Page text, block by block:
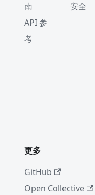
南
API 参
考
安全
更多
GitHub
Open Collective